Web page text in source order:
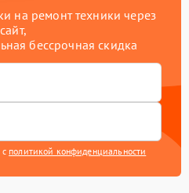
на ремонт техники через
сайт,
бессрочная скидка
политикой конфиденциальности